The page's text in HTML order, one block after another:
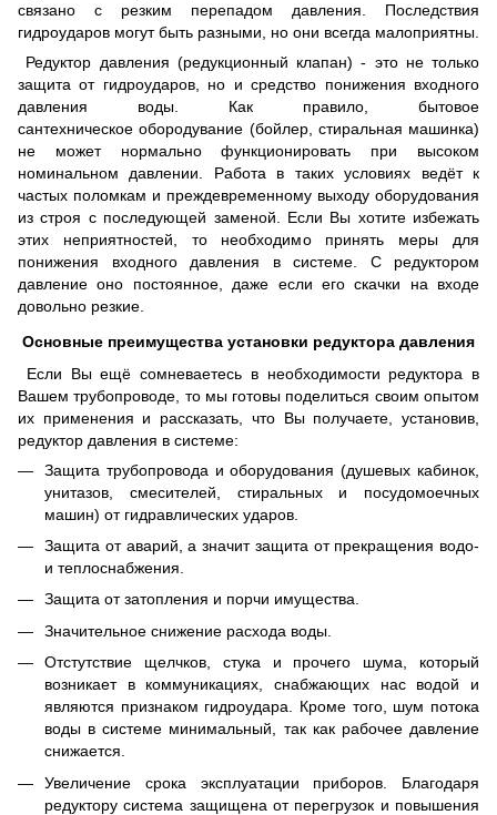
связано с резким перепадом давления. Последствия
гидроударов могут быть разными, но они всегда малоприятны.
Редуктор давления (редукционный клапан) - это не только
защита от гидроударов, но и средство понижения входного
давления воды. Как правило, бытовое
сантехническое обородувание (бойлер, стиральная машинка)
не может нормально функционировать при высоком
номинальном давлении. Работа в таких условиях ведёт к
частых поломкам и преждевременному выходу оборудования
из строя с последующей заменой. Если Вы хотите избежать
этих неприятностей, то необходимо принять меры для
понижения входного давления в системе. С редуктором
давление оно постоянное, даже если его скачки на входе
довольно резкие.
Основные преимущества установки редуктора давления
Если Вы ещё сомневаетесь в необходимости редуктора в
Вашем трубопроводе, то мы готовы поделиться своим опытом
их применения и рассказать, что Вы получаете, установив,
редуктор давления в системе:
Защита трубопровода и оборудования (душевых кабинок,
унитазов, смесителей, стиральных и посудомоечных
машин) от гидравлических ударов.
Защита от аварий, а значит защита от прекращения водо-
и теплоснабжения.
Защита от затопления и порчи имущества.
Значительное снижение расхода воды.
Отстутствие щелчков, стука и прочего шума, который
возникает в коммуникациях, снабжающих нас водой и
являются признаком гидроудара. Кроме того, шум потока
воды в системе минимальный, так как рабочее давление
снижается.
Увеличение срока эксплуатации приборов. Благодаря
редуктору система защищена от перегрузок и повышения